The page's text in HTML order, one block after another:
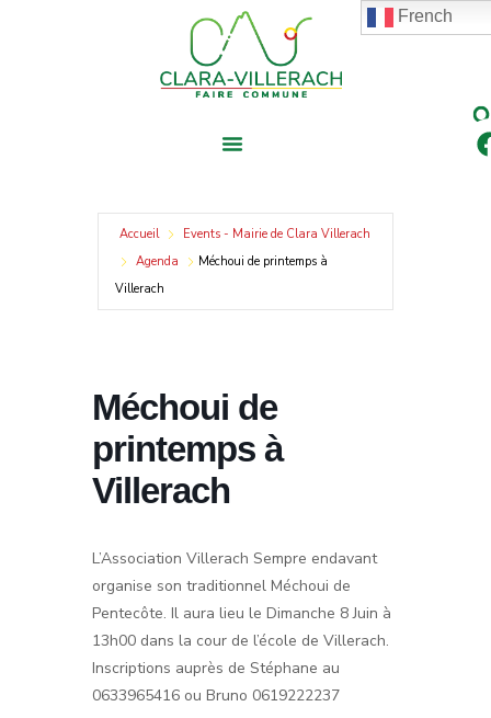
Accueil
Events - Mairie de Clara Villerach
Agenda
Méchoui de printemps à
Villerach
Méchoui de
printemps à
Villerach
L’Association Villerach Sempre endavant
organise son traditionnel Méchoui de
Pentecôte. Il aura lieu le Dimanche 8 Juin à
13h00 dans la cour de l’école de Villerach.
Inscriptions auprès de Stéphane au
0633965416 ou Bruno 0619222237
French